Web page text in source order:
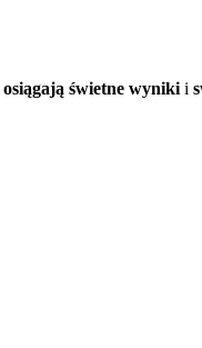
osiągają świetne wyniki i